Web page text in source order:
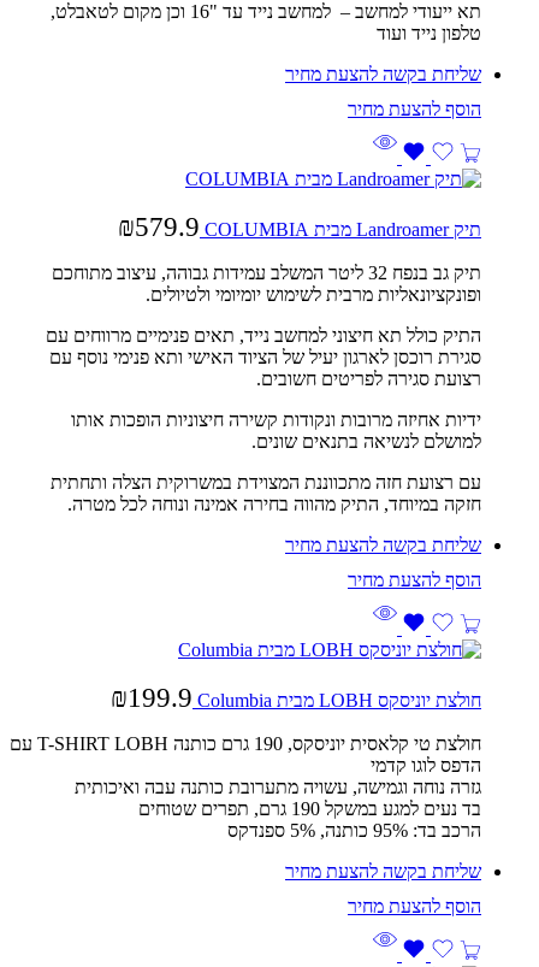
תא ייעודי למחשב – למחשב נייד עד ‎16"‎ וכן מקום לטאבלט,
טלפון נייד ועוד
שליחת בקשה להצעת מחיר
תיק Landroamer מבית COLUMBIA ₪579.9
תיק גב בנפח 32 ליטר המשלב עמידות גבוהה, עיצוב מתוחכם
ופונקציונאליות מרבית לשימוש יומיומי ולטיולים.
התיק כולל תא חיצוני למחשב נייד, תאים פנימיים מרווחים עם
סגירת רוכסן לארגון יעיל של הציוד האישי ותא פנימי נוסף עם
רצועת סגירה לפריטים חשובים.
ידיות אחיזה מרובות ונקודות קשירה חיצוניות הופכות אותו
למושלם לנשיאה בתנאים שונים.
עם רצועת חזה מתכווננת המצוידת במשרוקית הצלה ותחתית
חזקה במיוחד, התיק מהווה בחירה אמינה ונוחה לכל מטרה.
שליחת בקשה להצעת מחיר
חולצת יוניסקס LOBH מבית Columbia ₪199.9
חולצת טי קלאסית יוניסקס, 190 גרם כותנה T-SHIRT LOBH עם
הדפס לוגו קדמי
גזרה נוחה וגמישה, עשויה מתערובת כותנה עבה ואיכותית
בד נעים למגע במשקל 190 גרם, תפרים שטוחים
הרכב בד: 95% כותנה, 5% ספנדקס
שליחת בקשה להצעת מחיר